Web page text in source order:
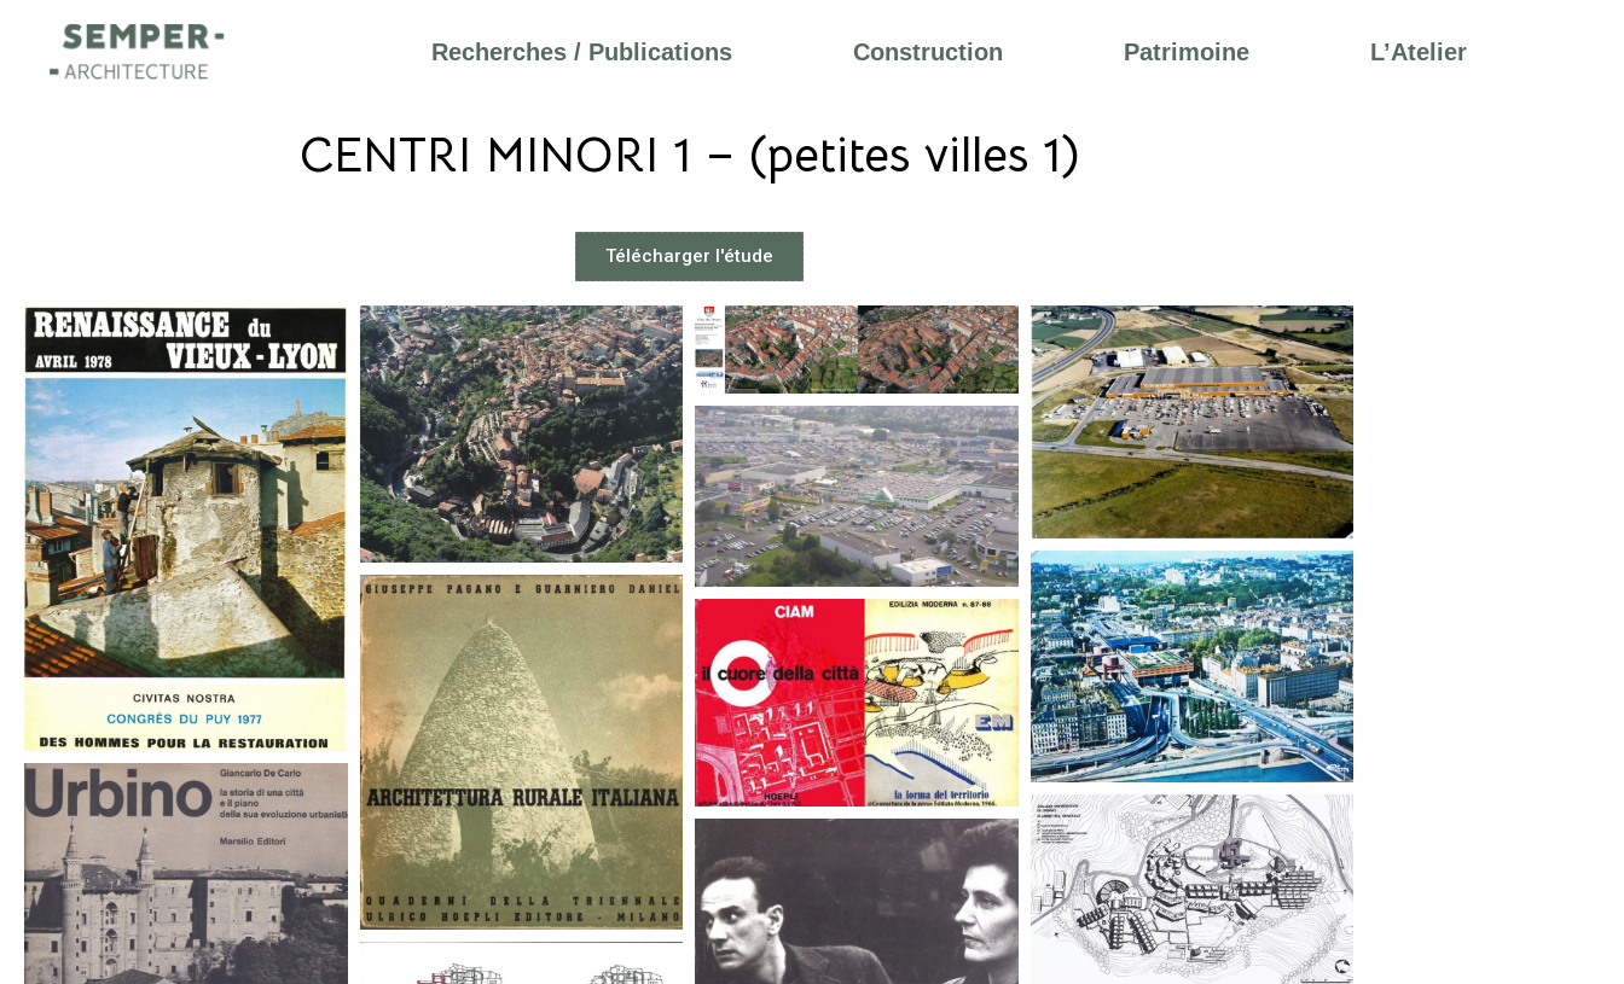
Recherches / Publications Construction Patrimoine L’Atelier
CENTRI MINORI 1 – (petites villes 1)
Télécharger l'étude